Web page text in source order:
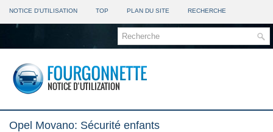
NOTICE D'UTILISATION TOP PLAN DU SITE RECHERCHE
Opel Movano: Sécurité enfants